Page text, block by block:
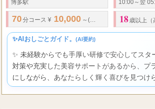
博多駅 10:00～翌
70分コース ¥ 10,000 ～(66 90 分コース
18 歳以上（
✨AIおしごとガイド。 (AI要約)
✨ 未経験からでも手厚い研修で安心してスタ
対策や充実した美容サポートがあるから、プ
にしながら、あなたらしく輝く喜びを見つけ
ですよ。